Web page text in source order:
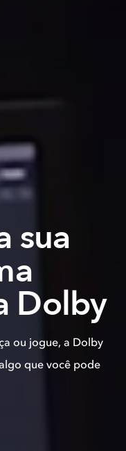
sua
Dolby
ou jogue, a Dolby
que você pode